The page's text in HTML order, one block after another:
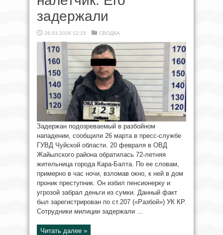
задержали
26.03.2026 12:15 СВОДКА
Задержан подозреваемый в разбойном
нападении, сообщили 26 марта в пресс-службе
ГУВД Чуйской области. 20 февраля в ОВД
Жайылского района обратилась 72-летняя
жительница города Кара-Балта. По ее словам,
примерно в час ночи, взломав окно, к ней в дом
проник преступник. Он избил пенсионерку и
угрозой забрал деньги из сумки. Данный факт
был зарегистрирован по ст.207 («Разбой») УК КР.
Сотрудники милиции задержали ...
Читать далее »